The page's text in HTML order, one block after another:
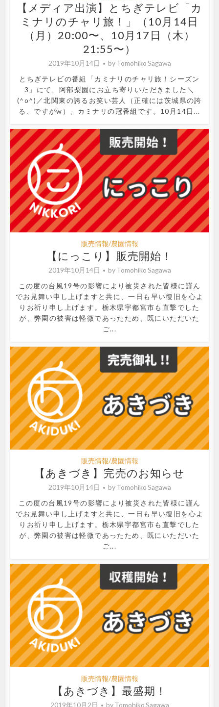
【メディア出演】とちぎテレビ「カ
ミナリのチャリ旅！」（10月14日
（月）20:00〜、10月17日（木）
21:55〜）
2019年10月14日 byTomohiko Sagawa
とちぎテレビの番組「カミナリのチャリ旅！シーズン
3」にて、阿部梨園にお立ち寄りいただきました＼
(^o^)／北関東の誇るお笑い芸人（正確には茨城県の誇
る、ですがw）、カミナリの冠番組です。10月14日...
販売情報/農園情報
【にっこり】販売開始！
2019年10月14日 byTomohiko Sagawa
この度の台風19号の影響により被災された皆様に謹ん
でお見舞い申し上げますと共に、一日も早い復旧を心よ
りお祈り申し上げます。栃木県宇都宮市も直撃でした
が、弊園の被害は軽微であったため、既にいただいた
ご...
販売情報/農園情報
【あきづき】完売のお知らせ
2019年10月14日 byTomohiko Sagawa
この度の台風19号の影響により被災された皆様に謹ん
でお見舞い申し上げますと共に、一日も早い復旧を心よ
りお祈り申し上げます。栃木県宇都宮市も直撃でした
が、弊園の被害は軽微であったため、既にいただいた
ご...
販売情報/農園情報
【あきづき】最盛期！
2019年10月2日 byTomohiko Sagawa